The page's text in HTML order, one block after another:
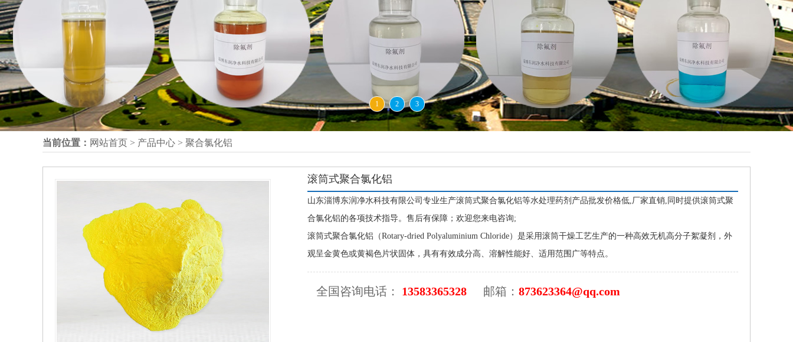
1 2 3
当前位置： 网站首页 > 产品中心 > 聚合氯化铝
滚筒式聚合氯化铝
山东淄博东润净水科技有限公司专业生产滚筒式聚合氯化铝等水处理药剂产品批发价格低,厂家直销,同时提供滚筒式聚
合氯化铝的各项技术指导。售后有保障；欢迎您来电咨询;
滚筒式聚合氯化铝（Rotary-dried Polyaluminium Chloride）是采用滚筒干燥工艺生产的一种高效无机高分子絮凝剂，外
观呈金黄色或黄褐色片状固体，具有有效成分高、溶解性能好、适用范围广等特点。
全国咨询电话： 13583365328 邮箱：873623364@qq.com